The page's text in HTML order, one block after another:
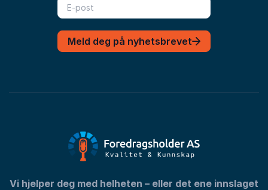
Meld deg på nyhetsbrevet
Vi hjelper deg med helheten – eller det ene innslaget